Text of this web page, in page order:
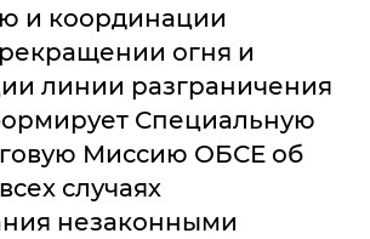
и координации
огня и
линии разграничения
Специальную
Миссию ОБСЕ об
случаях
незаконными